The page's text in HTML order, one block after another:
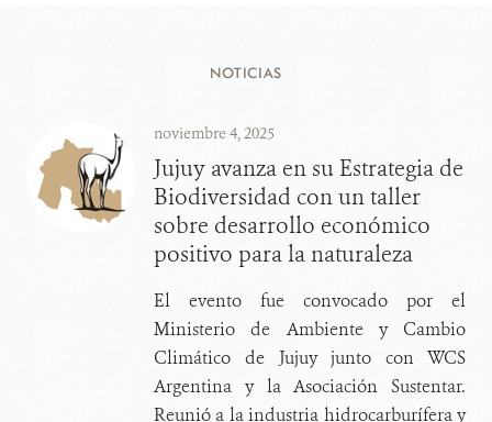
NOTICIAS
noviembre 4, 2025
Jujuy avanza en su Estrategia de
Biodiversidad con un taller
sobre desarrollo económico
positivo para la naturaleza
El evento fue convocado por el
Ministerio de Ambiente y Cambio
Climático de Jujuy junto con WCS
Argentina y la Asociación Sustentar.
Reunió a la industria hidrocarburífera y